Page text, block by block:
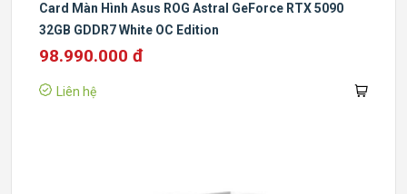
Card Màn Hình Asus ROG Astral GeForce RTX 5090
32GB GDDR7 White OC Edition
98.990.000 đ
Liên hệ